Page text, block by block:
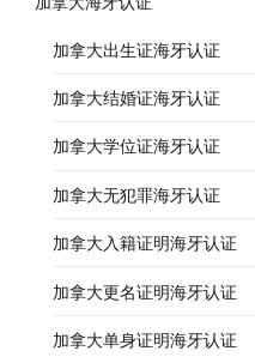
加拿大出生证海牙认证
加拿大结婚证海牙认证
加拿大学位证海牙认证
加拿大无犯罪海牙认证
加拿大入籍证明海牙认证
加拿大更名证明海牙认证
加拿大单身证明海牙认证